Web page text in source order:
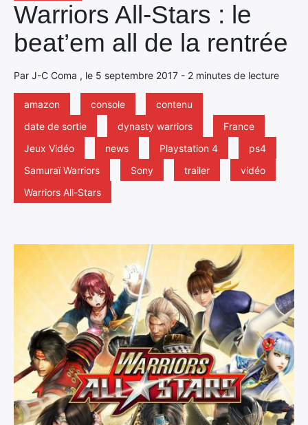
Warriors All-Stars : le
beat’em all de la rentrée
Par J-C Coma , le 5 septembre 2017 - 2 minutes de lecture
amazon console
contenu
date de sortie
dynasty warriors
France
Jeux Vidéo
news Playstation 4
ps4
Samuraï Warriors
Sony trailer
vidéo
Warriors All-Stars